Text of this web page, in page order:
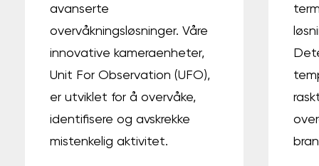
avanserte
overvåkningsløsninger. Våre
innovative kameraenheter,
Unit For Observation (UFO),
er utviklet for å overvåke,
identifisere og avskrekke
mistenkelig aktivitet.